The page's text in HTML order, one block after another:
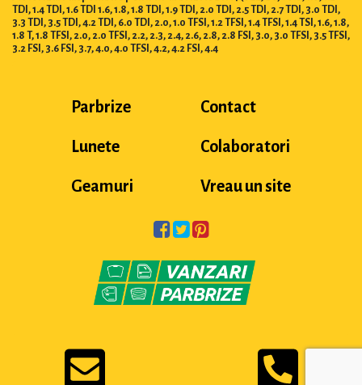
TDI, 1.4 TDI, 1.6 TDI 1.6, 1.8, 1.8 TDI, 1.9 TDI, 2.0 TDI, 2.5 TDI, 2.7 TDI, 3.0 TDI,
3.3 TDI, 3.5 TDI, 4.2 TDI, 6.0 TDI, 2.0, 1.0 TFSI, 1.2 TFSI, 1.4 TFSI, 1.4 TSI, 1.6, 1.8,
1.8 T, 1.8 TFSI, 2.0, 2.0 TFSI, 2.2, 2.3, 2.4, 2.6, 2.8, 2.8 FSI, 3.0, 3.0 TFSI, 3.5 TFSI,
3.2 FSI, 3.6 FSI, 3.7, 4.0, 4.0 TFSI, 4.2, 4.2 FSI, 4.4
Parbrize
Lunete
Geamuri
Contact
Colaboratori
Vreau un site